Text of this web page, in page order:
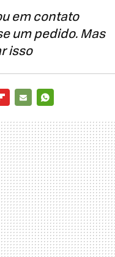
em contato
um pedido. Mas
isso
MAIL